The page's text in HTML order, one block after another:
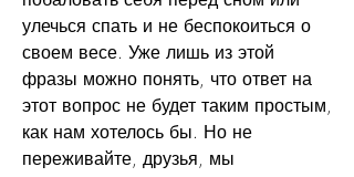
улечься спать и не беспокоиться о
своем весе. Уже лишь из этой
фразы можно понять, что ответ на
этот вопрос не будет таким простым,
как нам хотелось бы. Но не
переживайте, друзья, мы